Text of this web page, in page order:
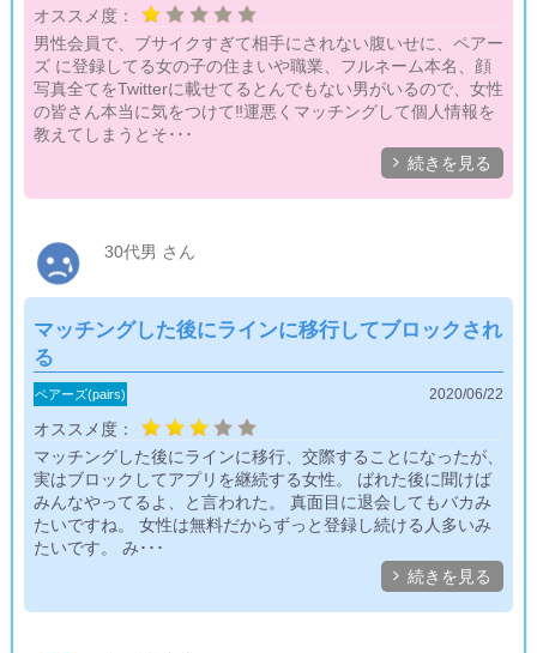
オススメ度：
男性会員で、ブサイクすぎて相手にされない腹いせに、ペアー
ズ に登録してる女の子の住まいや職業、フルネーム本名、顔
写真全てをTwitterに載せてるとんでもない男がいるので、女性
の皆さん本当に気をつけて‼️運悪くマッチングして個人情報を
教えてしまうとそ･･･
続きを見る
30代男 さん
マッチングした後にラインに移行してブロックされ
る
ペアーズ(pairs)
オススメ度：
2020/06/22
マッチングした後にラインに移行、交際することになったが、
実はブロックしてアプリを継続する女性。 ばれた後に聞けば
みんなやってるよ、と言われた。 真面目に退会してもバカみ
たいですね。 女性は無料だからずっと登録し続ける人多いみ
たいです。 み･･･
続きを見る